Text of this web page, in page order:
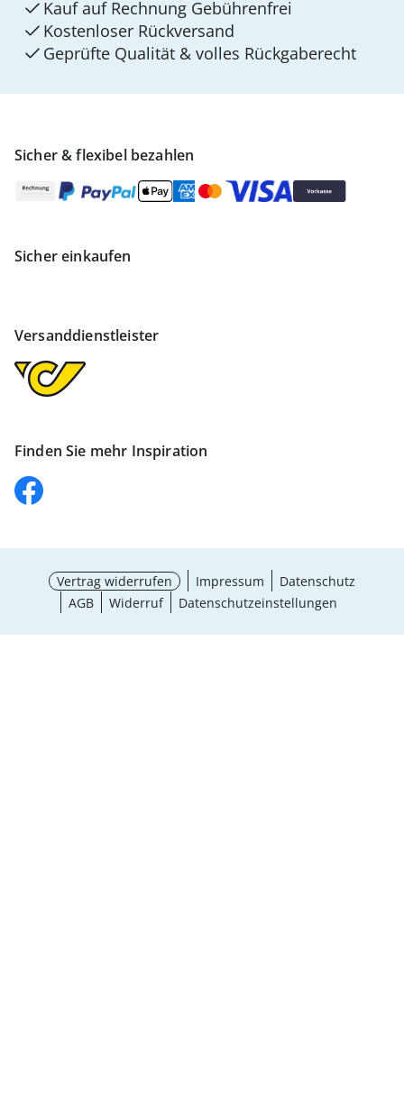
Sicher & flexibel bezahlen
Sicher einkaufen
Versanddienstleister
Finden Sie mehr Inspiration
Kauf auf Rechnung Gebührenfrei
Kostenloser Rückversand
Geprüfte Qualität & volles Rückgaberecht
Vertrag widerrufen Impressum
Datenschutz
AGB
Widerruf Datenschutzeinstellungen